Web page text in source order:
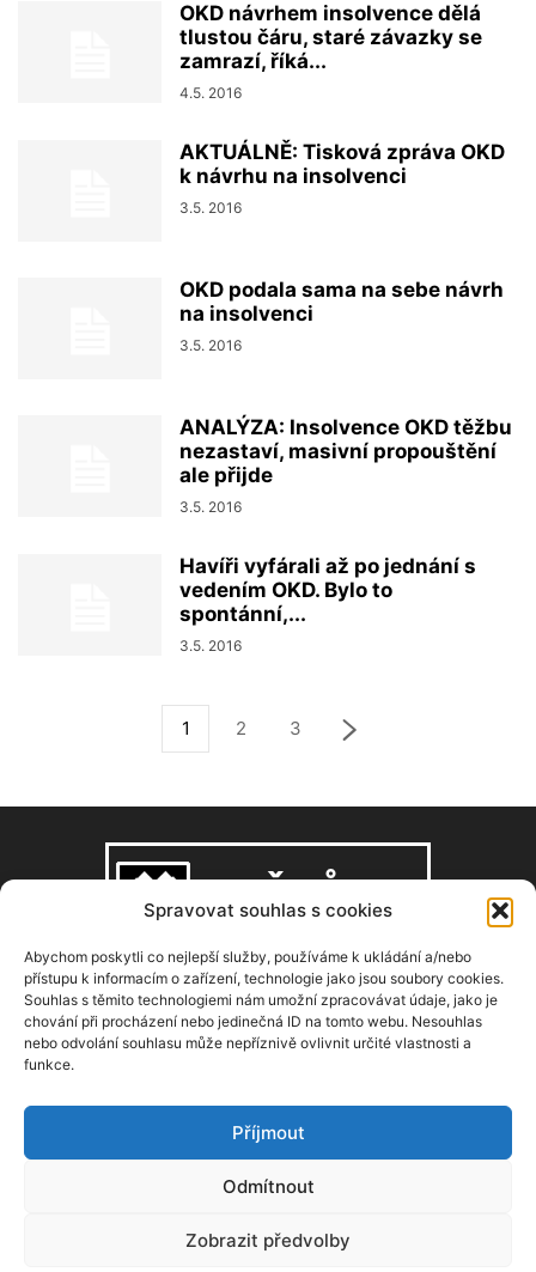
Spravovat souhlas s cookies
Abychom poskytli co nejlepší služby, používáme k ukládání a/nebo
přístupu k informacím o zařízení, technologie jako jsou soubory cookies.
Souhlas s těmito technologiemi nám umožní zpracovávat údaje, jako je
chování při procházení nebo jedinečná ID na tomto webu. Nesouhlas
nebo odvolání souhlasu může nepříznivě ovlivnit určité vlastnosti a
funkce.
Příjmout
Odmítnout
Zobrazit předvolby
OKD návrhem insolvence dělá
tlustou čáru, staré závazky se
zamrazí, říká...
4.5. 2016
AKTUÁLNĚ: Tisková zpráva OKD
k návrhu na insolvenci
3.5. 2016
OKD podala sama na sebe návrh
na insolvenci
3.5. 2016
ANALÝZA: Insolvence OKD těžbu
nezastaví, masivní propouštění
ale přijde
3.5. 2016
Havíři vyfárali až po jednání s
vedením OKD. Bylo to
spontánní,...
3.5. 2016
1 2 3
O NÁS
NÁSLEDUJ NÁS